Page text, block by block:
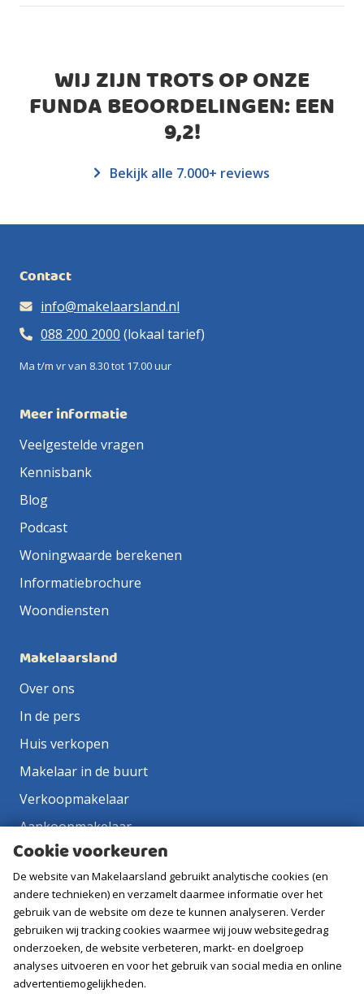
WIJ ZIJN TROTS OP ONZE
FUNDA BEOORDELINGEN: EEN
9,2!
Bekijk alle 7.000+ reviews
Contact
info@makelaarsland.nl
088 200 2000 (lokaal tarief)
Ma t/m vr van 8.30 tot 17.00 uur
Meer informatie
Veelgestelde vragen
Kennisbank
Blog
Podcast
Woningwaarde berekenen
Informatiebrochure
Woondiensten
Makelaarsland
Over ons
In de pers
Huis verkopen
Makelaar in de buurt
Verkoopmakelaar
Aankoopmakelaar
Contact
Vacatures
Volg ons
Cookie voorkeuren
De website van Makelaarsland gebruikt analytische cookies (en
andere technieken) en verzamelt daarmee informatie over het
gebruik van de website om deze te kunnen analyseren. Verder
gebruiken wij tracking cookies waarmee wij jouw websitegedrag
onderzoeken, de website verbeteren, markt- en doelgroep
analyses uitvoeren en voor het gebruik van social media en online
advertentiemogelijkheden.